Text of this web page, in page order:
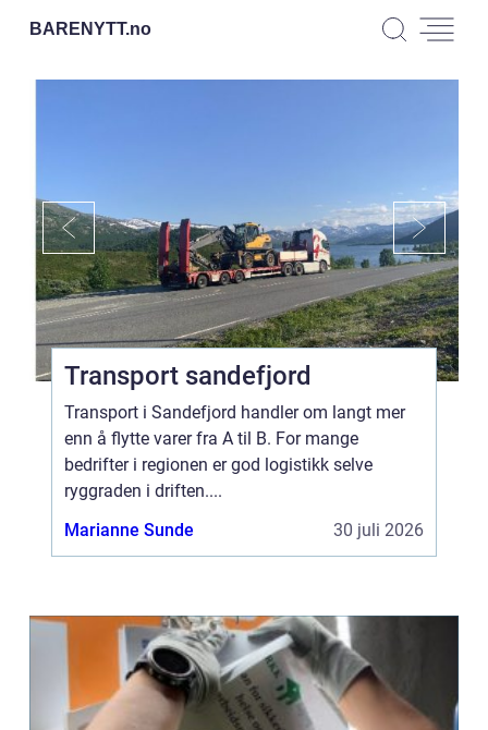
BARENYTT.no
Transport sandefjord
Transport i Sandefjord handler om langt mer
enn å flytte varer fra A til B. For mange
bedrifter i regionen er god logistikk selve
ryggraden i driften....
Marianne Sunde
30 juli 2026